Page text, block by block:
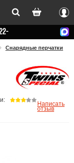
Вход
Снарядные перчатки
Написать
отзыв